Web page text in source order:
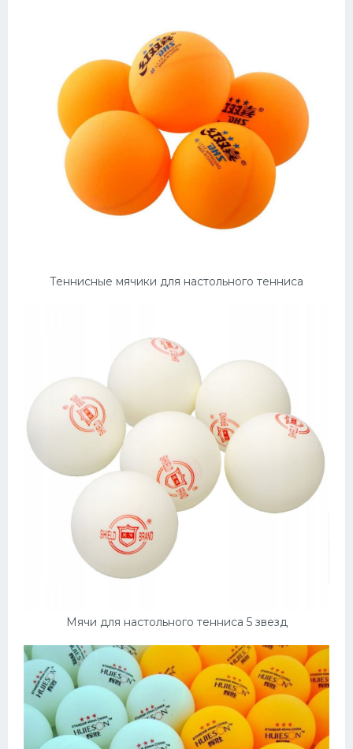
Теннисные мячики для настольного тенниса
Мячи для настольного тенниса 5 звезд